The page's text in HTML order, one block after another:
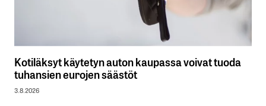
Kotiläksyt käytetyn auton kaupassa voivat tuoda
tuhansien eurojen säästöt
3.8.2026